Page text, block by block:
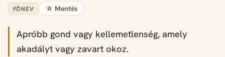
FŐNÉV ☆ Mentés
Apróbb gond vagy kellemetlenség, amely
akadályt vagy zavart okoz.